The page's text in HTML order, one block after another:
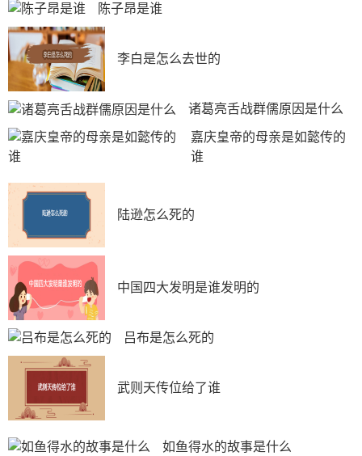
陈子昂是谁
李白是怎么去世的
诸葛亮舌战群儒原因是什么
嘉庆皇帝的母亲是如懿传的
谁
陆逊怎么死的
中国四大发明是谁发明的
吕布是怎么死的
武则天传位给了谁
如鱼得水的故事是什么